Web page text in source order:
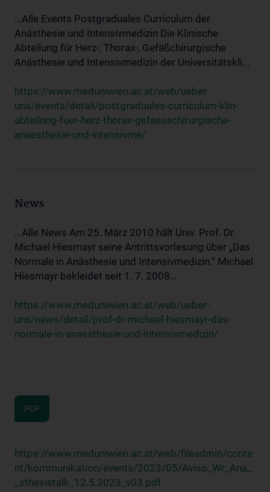
...Alle Events Postgraduales Curriculum der
Anästhesie und Intensivmedizin Die Klinische
Abteilung für Herz-, Thorax-, Gefäßchirurgische
Anästhesie und Intensivmedizin der Universitätskli...
https://www.meduniwien.ac.at/web/ueber-
uns/events/detail/postgraduales-curriculum-klin-
abteilung-fuer-herz-thorax-gefaesschirurgische-
anaesthesie-und-intensivme/
News
...Alle News Am 25. März 2010 hält Univ. Prof. Dr.
Michael Hiesmayr seine Antrittsvorlesung über „Das
Normale in Anästhesie und Intensivmedizin.“ Michael
Hiesmayr bekleidet seit 1. 7. 2008...
https://www.meduniwien.ac.at/web/ueber-
uns/news/detail/prof-dr-michael-hiesmayr-das-
normale-in-anaesthesie-und-intensivmedizin/
PDF
https://www.meduniwien.ac.at/web/fileadmin/conte
nt/kommunikation/events/2023/05/Aviso_Wr_Ana_
_sthesietalk_12.5.2023_v03.pdf